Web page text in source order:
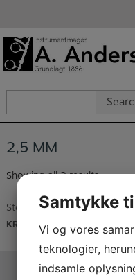
content
for:
2,5 MM
Showing all 2 results
Stene Resonator – Brass
KR. 350,00
Stene
KR. 595,00
Samtykke
Vi og vores
teknologier,
indsamle